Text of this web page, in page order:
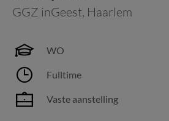
GGZ inGeest, Haarlem
WO
Fulltime
Vaste aanstelling